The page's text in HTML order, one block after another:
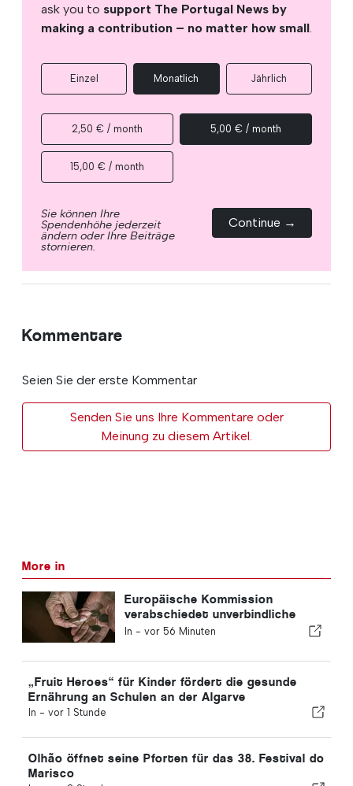
ask you to support The Portugal News by
making a contribution – no matter how small.
Einzel Monatlich Jährlich
2,50 € / month 5,00 € / month
15,00 € / month
Sie können Ihre
Spendenhöhe jederzeit
ändern oder Ihre Beiträge
stornieren.
Continue →
Kommentare
Seien Sie der erste Kommentar
Senden Sie uns Ihre Kommentare oder
Meinung zu diesem Artikel.
More in
Europäische Kommission
verabschiedet unverbindliche
Leitlinien für die zusätzliche
In - vor 56 Minuten
„Fruit Heroes“ für Kinder fördert die gesunde
Ernährung an Schulen an der Algarve
In - vor 1 Stunde
Olhão öffnet seine Pforten für das 38. Festival do
Marisco